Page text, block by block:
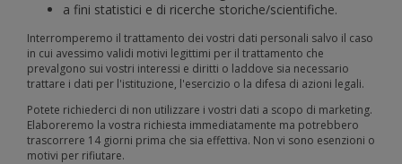
a fini statistici e di ricerche storiche/scientifiche.
Interromperemo il trattamento dei vostri dati personali salvo il caso
in cui avessimo validi motivi legittimi per il trattamento che
prevalgono sui vostri interessi e diritti o laddove sia necessario
trattare i dati per l'istituzione, l'esercizio o la difesa di azioni legali.
Potete richiederci di non utilizzare i vostri dati a scopo di marketing.
Elaboreremo la vostra richiesta immediatamente ma potrebbero
trascorrere 14 giorni prima che sia effettiva. Non vi sono esenzioni o
motivi per rifiutare.